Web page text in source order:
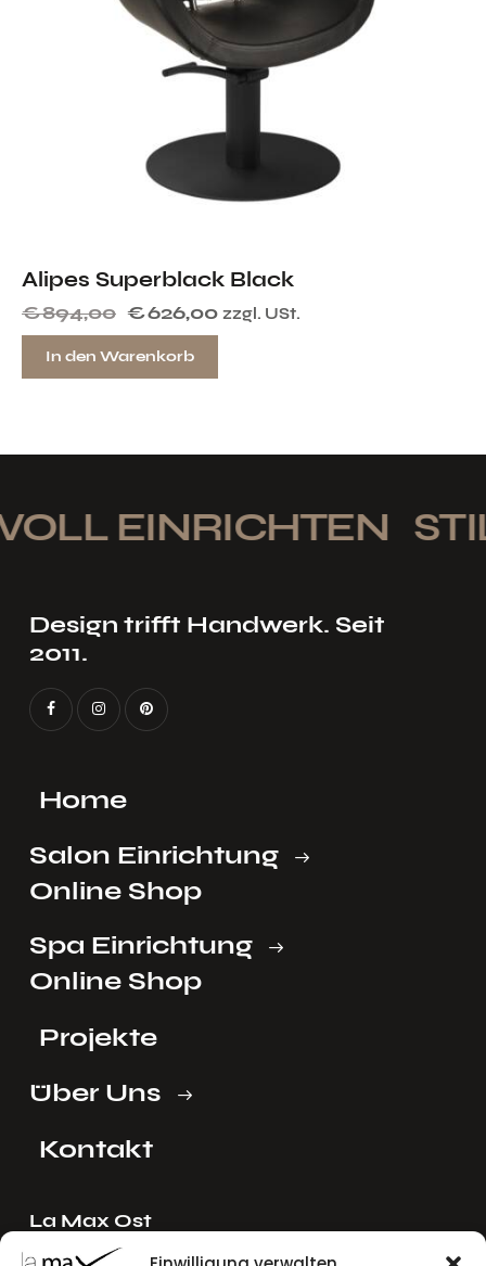
Alipes Superblack Black
€894,00 €626,00 zzgl. USt.
In den Warenkorb
EINRICHTEN
Design trifft Handwerk. Seit
2011.
Home
Salon Einrichtung
Online Shop
Spa Einrichtung
Online Shop
Projekte
Über Uns
Kontakt
La Max Ost
Ing. Reinhard Mayer e.U.